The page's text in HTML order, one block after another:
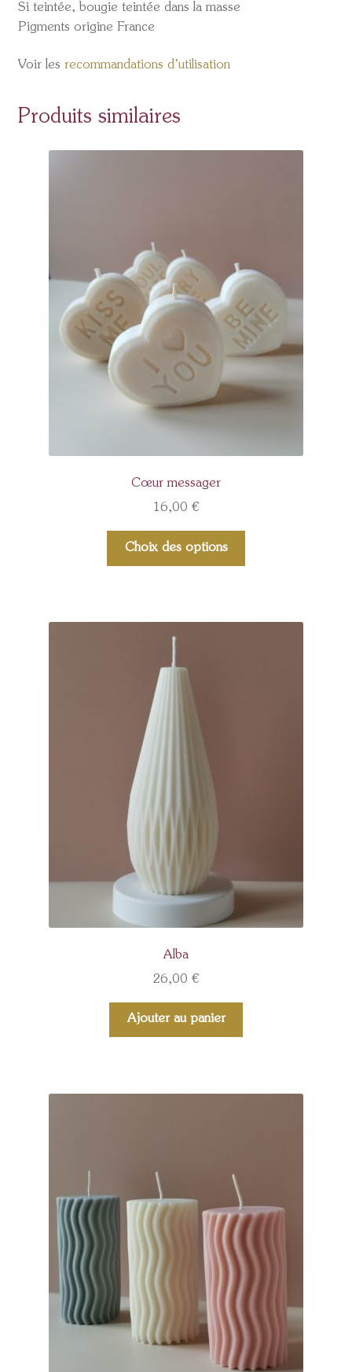
Si teintée, bougie teintée dans la masse
Pigments origine France
Voir les recommandations d’utilisation
Produits similaires
Cœur messager
16,00 €
Choix des options
Alba
26,00 €
Ajouter au panier